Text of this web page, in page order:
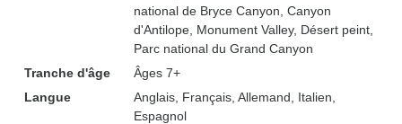
national de Bryce Canyon , Canyon
d'Antilope , Monument Valley, Désert peint
Parc national du Grand Canyon
Tranche d'âge
Âges 7+
Langue
Anglais, Français, Allemand, Italien,
Espagnol